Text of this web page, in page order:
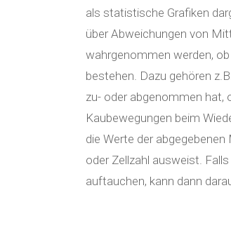
als statistische Grafiken
über Abweichungen von
wahrgenommen werden,
bestehen. Dazu gehören
zu- oder abgenommen hat,
Kaubewegungen beim
die Werte der
oder Zellzahl ausweist.
auftauchen, kann dann